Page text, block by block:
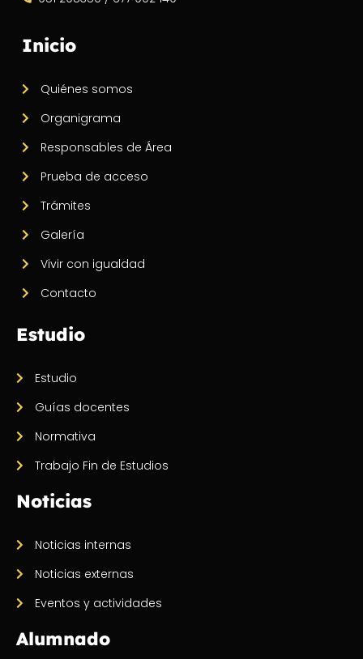
Inicio
Quiénes somos
Organigrama
Responsables de Área
Prueba de acceso
Trámites
Galería
Vivir con igualdad
Contacto
Estudio
Estudio
Guías docentes
Normativa
Trabajo Fin de Estudios
Noticias
Noticias internas
Noticias externas
Eventos y actividades
Alumnado